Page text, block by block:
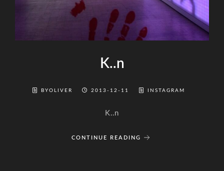
K..n
BYOLIVER 2013-12-11 INSTAGRAM
K..n
CONTINUE READING